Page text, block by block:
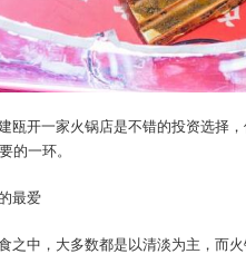
瓯开一家火锅店是不错的投资选择
的一环。
最爱
之中，大多数都是以清淡为主，而